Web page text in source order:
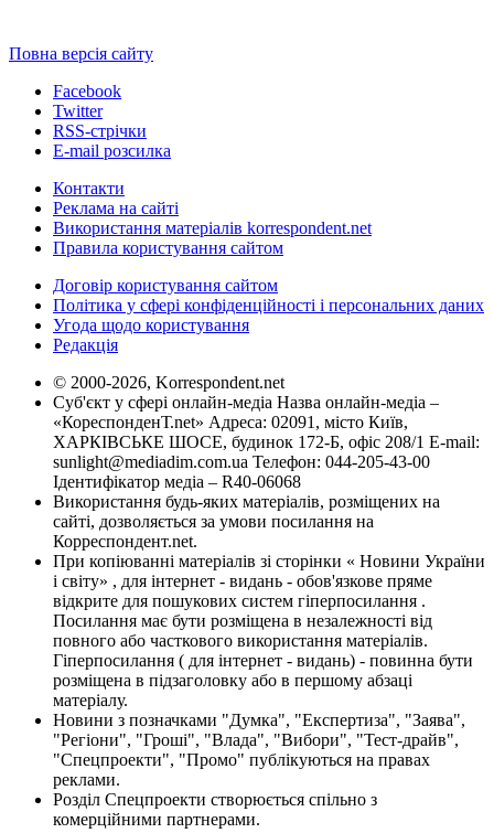
Повна версія сайту
Facebook
Twitter
RSS-стрічки
E-mail розсилка
Контакти
Реклама на сайті
Використання матеріалів korrespondent.net
Правила користування сайтом
Договір користування сайтом
Політика у сфері конфіденційності і персональних даних
Угода щодо користування
Редакція
© 2000-2026, Korrespondent.net
Суб'єкт у сфері онлайн-медіа Назва онлайн-медіа –
«КореспонденТ.net» Адреса: 02091, місто Київ,
ХАРКІВСЬКЕ ШОСЕ, будинок 172-Б, офіс 208/1 E-mail:
sunlight@mediadim.com.ua Телефон: 044-205-43-00
Ідентифікатор медіа – R40-06068
Використання будь-яких матеріалів, розміщених на
сайті, дозволяється за умови посилання на
Корреспондент.net.
При копіюванні матеріалів зі сторінки « Новини України
і світу» , для інтернет - видань - обов'язкове пряме
відкрите для пошукових систем гіперпосилання .
Посилання має бути розміщена в незалежності від
повного або часткового використання матеріалів.
Гіперпосилання ( для інтернет - видань) - повинна бути
розміщена в підзаголовку або в першому абзаці
матеріалу.
Новини з позначками "Думка", "Експертиза", "Заява",
"Регіони", "Гроші", "Влада", "Вибори", "Тест-драйв",
"Спецпроекти", "Промо" публікуються на правах
реклами.
Розділ Спецпроекти створюється спільно з
комерційними партнерами.